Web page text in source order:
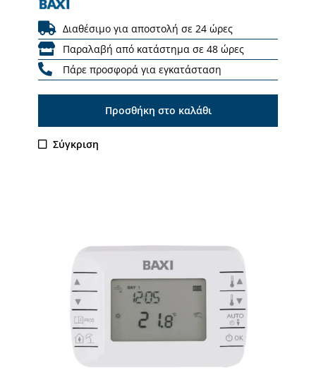
Διαθέσιμο για αποστολή σε 24 ώρες
Παραλαβή από κατάστημα σε 48 ώρες
Πάρε προσφορά για εγκατάσταση
Προσθήκη στο καλάθι
Σύγκριση